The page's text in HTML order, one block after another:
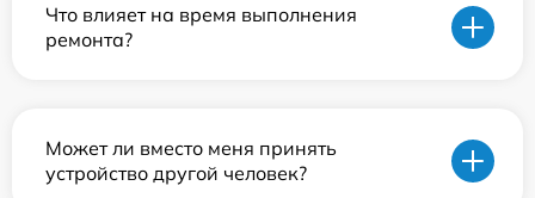
Что влияет на время выполнения
ремонта?
Может ли вместо меня принять
устройство другой человек?